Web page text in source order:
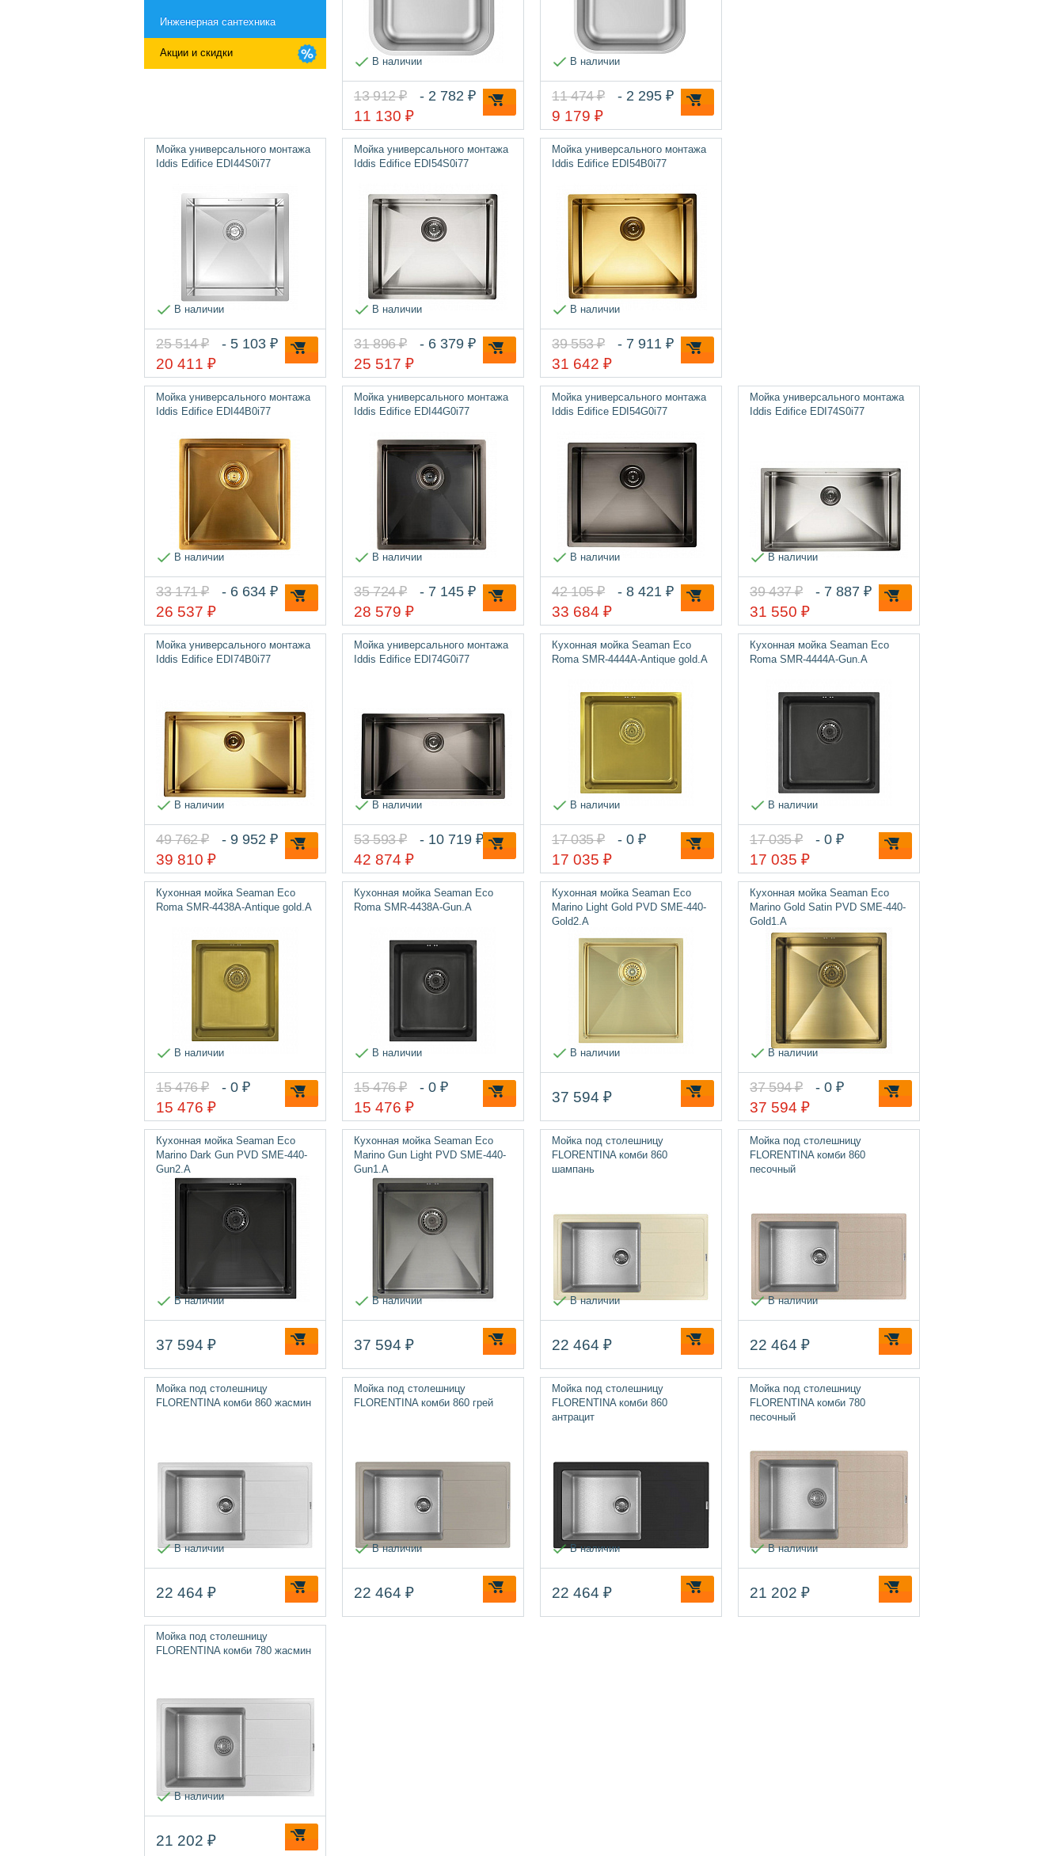
Инженерная сантехника
Акции и скидки
В наличии
13 912 ₽ - 2 782 ₽
11 130 ₽
В наличии
11 474 ₽ - 2 295 ₽
9 179 ₽
Мойка универсального монтажа
Iddis Edifice EDI44S0i77
В наличии
25 514 ₽ - 5 103 ₽
20 411 ₽
Мойка универсального монтажа
Iddis Edifice EDI54S0i77
В наличии
31 896 ₽ - 6 379 ₽
25 517 ₽
Мойка универсального монтажа
Iddis Edifice EDI54B0i77
В наличии
39 553 ₽ - 7 911 ₽
31 642 ₽
Мойка универсального монтажа
Iddis Edifice EDI44B0i77
В наличии
33 171 ₽ - 6 634 ₽
26 537 ₽
Мойка универсального монтажа
Iddis Edifice EDI44G0i77
В наличии
35 724 ₽ - 7 145 ₽
28 579 ₽
Мойка универсального монтажа
Iddis Edifice EDI54G0i77
В наличии
42 105 ₽ - 8 421 ₽
33 684 ₽
Мойка универсального монтажа
Iddis Edifice EDI74S0i77
В наличии
39 437 ₽ - 7 887 ₽
31 550 ₽
Мойка универсального монтажа
Iddis Edifice EDI74B0i77
В наличии
49 762 ₽ - 9 952 ₽
39 810 ₽
Мойка универсального монтажа
Iddis Edifice EDI74G0i77
В наличии
53 593 ₽ - 10 719 ₽
42 874 ₽
Кухонная мойка Seaman Eco
Roma SMR-4444A-Antique gold.A
В наличии
17 035 ₽ - 0 ₽
17 035 ₽
Кухонная мойка Seaman Eco
Roma SMR-4444A-Gun.A
В наличии
17 035 ₽ - 0 ₽
17 035 ₽
Кухонная мойка Seaman Eco
Roma SMR-4438A-Antique gold.A
В наличии
15 476 ₽ - 0 ₽
15 476 ₽
Кухонная мойка Seaman Eco
Roma SMR-4438A-Gun.A
В наличии
15 476 ₽ - 0 ₽
15 476 ₽
Кухонная мойка Seaman Eco
Marino Light Gold PVD SME-440-
Gold2.A
В наличии
37 594 ₽
Кухонная мойка Seaman Eco
Marino Gold Satin PVD SME-440-
Gold1.A
В наличии
37 594 ₽ - 0 ₽
37 594 ₽
Кухонная мойка Seaman Eco
Marino Dark Gun PVD SME-440-
Gun2.A
В наличии
37 594 ₽
Кухонная мойка Seaman Eco
Marino Gun Light PVD SME-440-
Gun1.A
В наличии
37 594 ₽
Мойка под столешницу
FLORENTINA комби 860
шампань
В наличии
22 464 ₽
Мойка под столешницу
FLORENTINA комби 860
песочный
В наличии
22 464 ₽
Мойка под столешницу
FLORENTINA комби 860 жасмин
В наличии
22 464 ₽
Мойка под столешницу
FLORENTINA комби 860 грей
В наличии
22 464 ₽
Мойка под столешницу
FLORENTINA комби 860
антрацит
В наличии
22 464 ₽
Мойка под столешницу
FLORENTINA комби 780
песочный
В наличии
21 202 ₽
Мойка под столешницу
FLORENTINA комби 780 жасмин
В наличии
21 202 ₽